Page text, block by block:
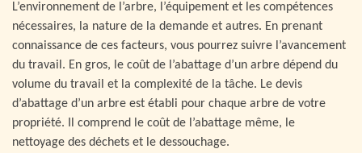
L’environnement de l’arbre, l’équipement et les compétences
nécessaires, la nature de la demande et autres. En prenant
connaissance de ces facteurs, vous pourrez suivre l’avancement
du travail. En gros, le coût de l’abattage d’un arbre dépend du
volume du travail et la complexité de la tâche. Le devis
d’abattage d’un arbre est établi pour chaque arbre de votre
propriété. Il comprend le coût de l’abattage même, le
nettoyage des déchets et le dessouchage.